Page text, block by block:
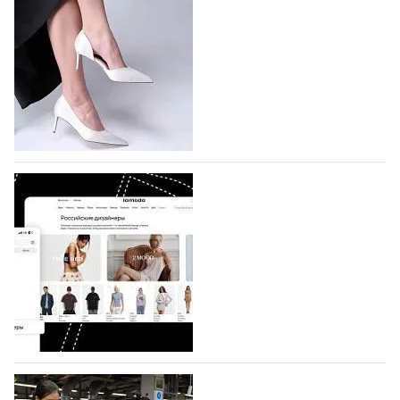
подано 1047 заявок
На участие в седьмой Московской неделе моды,
которая пройдет в российской столице с 26 сентября
по 1 октября, уже подано 1047 заявок. Примерно
половину из них (494) прислали дизайнеры,
коллекции которых не были представлены в…
07.08.2026 723
BALLINA представит свои новинки на Euro
Shoes
Компания BALLINA Guangzhou Lihuang Footwear
Co., Ltd., основанная в 2011 году и расположенная в
Гуанчжоу, столице моды Китая, является
профессиональной обувной компанией,
объединяющей разработку, производство и…
07.08.2026 588
На платформе Lamoda - новый раздел и